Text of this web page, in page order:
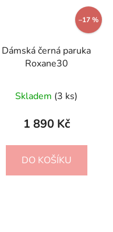
–17 %
Dámská černá paruka
Roxane30
Skladem (3 ks)
1 890 Kč
DO KOŠÍKU